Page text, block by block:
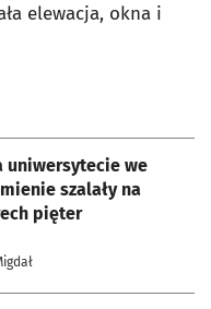
elewacja, okna i
uniwersytecie we
szalały na
pięter